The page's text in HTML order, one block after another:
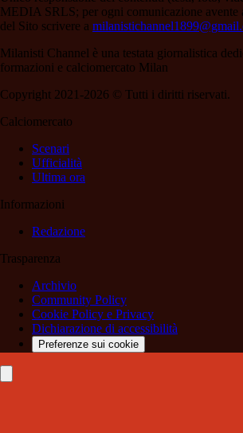
MEDIA SRLS; per ogni comunicazione avente
del Sito scrivere a
Milanisti Channel è una testata giornalistica
formazioni e calciomercato Milan
Copyright 2021-2026 © Tutti i diritti riservati.
Calciomercato
Scenari
Ufficialità
Ultima ora
Informazioni
Redazione
Trasparenza
Archivio
Community Policy
Cookie Policy e Privacy
Dichiarazione di accessibilità
Preferenze sui cookie